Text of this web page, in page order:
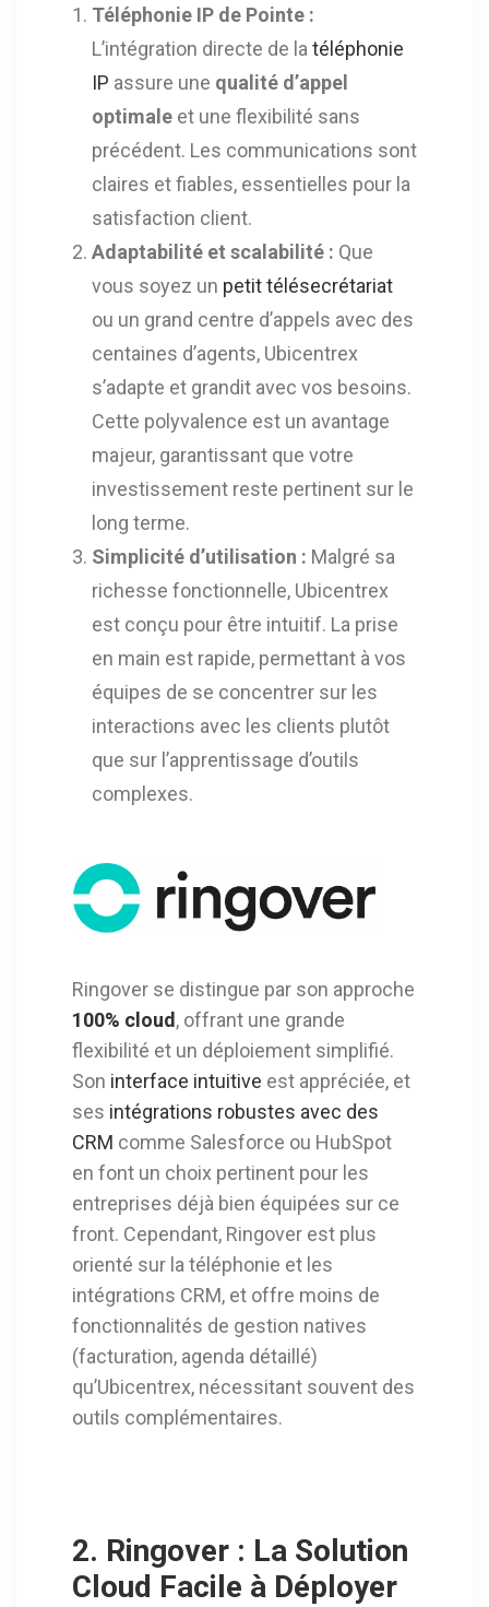
Téléphonie IP de Pointe :
L’intégration directe de latéléphonie
IP assure une qualité d’appel
optimale et une flexibilité sans
précédent. Les communications sont
claires et fiables, essentielles pour la
satisfaction client.
Adaptabilité et scalabilité : Que
vous soyez un petit télésecrétariat
ou un grand centre d’appels avec des
centaines d’agents, Ubicentrex
s’adapte et grandit avec vos besoins.
Cette polyvalence est un avantage
majeur, garantissant que votre
investissement reste pertinent sur le
long terme.
Simplicité d’utilisation : Malgré sa
richesse fonctionnelle, Ubicentrex
est conçu pour être intuitif. La prise
en main est rapide, permettant à vos
équipes de se concentrer sur les
interactions avec les clients plutôt
que sur l’apprentissage d’outils
complexes.
Ringover se distingue par son approche
100% cloud, offrant une grande
flexibilité et un déploiement simplifié.
Son interface intuitive est appréciée, et
ses intégrations robustes avec des
CRM comme Salesforce ou HubSpot
en font un choix pertinent pour les
entreprises déjà bien équipées sur ce
front. Cependant, Ringover est plus
orienté sur la téléphonie et les
intégrations CRM, et offre moins de
fonctionnalités de gestion natives
(facturation, agenda détaillé)
qu’Ubicentrex, nécessitant souvent des
outils complémentaires.
2. Ringover : La Solution
Cloud Facile à Déployer